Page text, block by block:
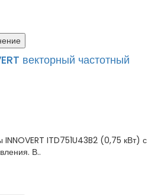
векторный частотный
INNOVERT ITD751U43B2 (0,75 кВт) с
В..